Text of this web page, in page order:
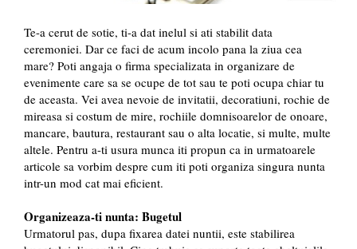
Te-a cerut de sotie, ti-a dat inelul si ati stabilit data
ceremoniei. Dar ce faci de acum incolo pana la ziua cea
mare? Poti angaja o firma specializata in organizare de
evenimente care sa se ocupe de tot sau te poti ocupa chiar tu
de aceasta. Vei avea nevoie de invitatii, decoratiuni, rochie de
mireasa si costum de mire, rochiile domnisoarelor de onoare,
mancare, bautura, restaurant sau o alta locatie, si multe, multe
altele. Pentru a-ti usura munca iti propun ca in urmatoarele
articole sa vorbim despre cum iti poti organiza singura nunta
intr-un mod cat mai eficient.
Organizeaza-ti nunta: Bugetul
Urmatorul pas, dupa fixarea datei nuntii, este stabilirea